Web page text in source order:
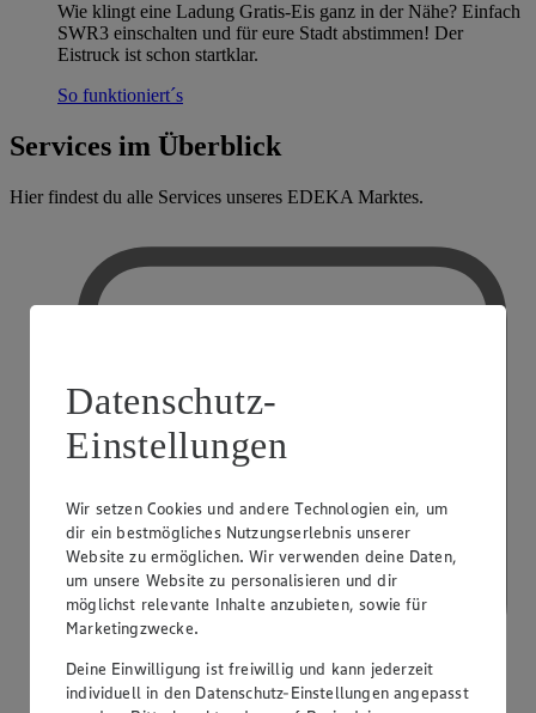
Wie klingt eine Ladung Gratis-Eis ganz in der Nähe? Einfach
SWR3 einschalten und für eure Stadt abstimmen! Der
Eistruck ist schon startklar.
So funktioniert´s
Services im Überblick
Hier findest du alle Services unseres EDEKA Marktes.
Datenschutz-
Einstellungen
Wir setzen Cookies und andere Technologien ein, um
dir ein bestmögliches Nutzungserlebnis unserer
Website zu ermöglichen. Wir verwenden deine Daten,
um unsere Website zu personalisieren und dir
möglichst relevante Inhalte anzubieten, sowie für
Marketingzwecke.
Deine Einwilligung ist freiwillig und kann jederzeit
individuell in den Datenschutz-Einstellungen angepasst